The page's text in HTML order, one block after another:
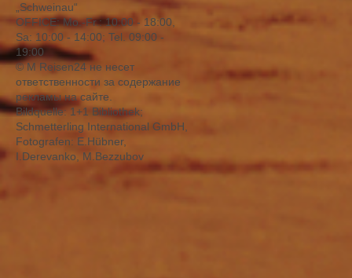
„Schweinau“
OFFICE: Mо.-Fr.: 10:00 - 18:00,
Sa: 10:00 - 14:00; Tel. 09:00 -
19:00
© M Reisen24 не несет
ответственности за содержание
рекламы на сайте.
Bildquelle: 1+1 Bibliothek;
Schmetterling International GmbH,
Fotografen: E.Hübner,
I.Derevanko, M.Bezzubov